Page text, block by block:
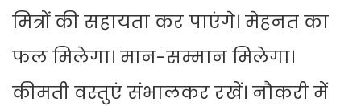
मित्रों की सहायता कर पाएंगे। मेहनत का
फल मिलेगा। मान-सम्मान मिलेगा।
कीमती वस्तुएं संभालकर रखें। नौकरी में